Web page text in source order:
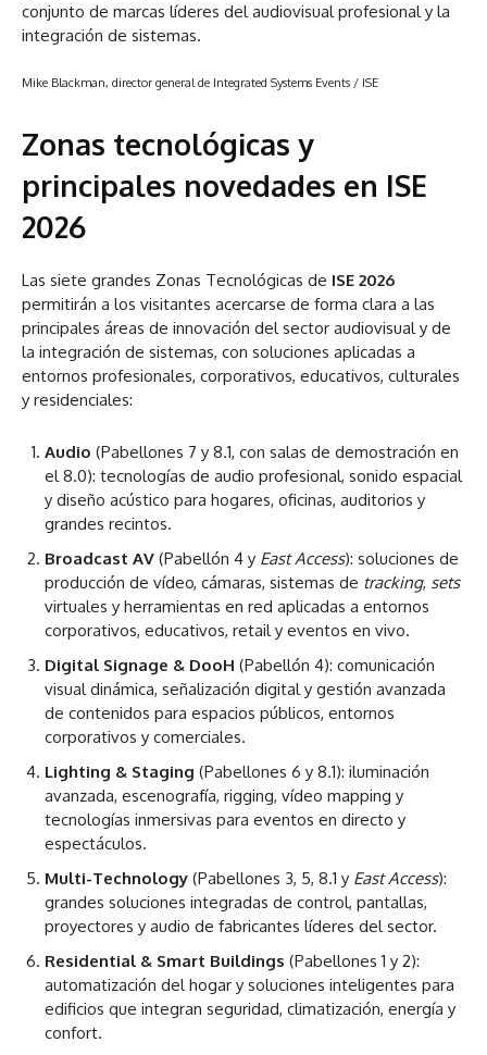
conjunto de marcas líderes del audiovisual profesional y la
integración de sistemas.
Mike Blackman, director general de Integrated Systems Events / ISE
Zonas tecnológicas y
principales novedades en ISE
2026
Las siete grandes Zonas Tecnológicas de ISE 2026
permitirán a los visitantes acercarse de forma clara a las
principales áreas de innovación del sector audiovisual y de
la integración de sistemas, con soluciones aplicadas a
entornos profesionales, corporativos, educativos, culturales
y residenciales:
Audio (Pabellones 7 y 8.1, con salas de demostración en
el 8.0): tecnologías de audio profesional, sonido espacial
y diseño acústico para hogares, oficinas, auditorios y
grandes recintos.
Broadcast AV (Pabellón 4 y East Access): soluciones de
producción de vídeo, cámaras, sistemas de tracking, sets
virtuales y herramientas en red aplicadas a entornos
corporativos, educativos, retail y eventos en vivo.
Digital Signage & DooH (Pabellón 4): comunicación
visual dinámica, señalización digital y gestión avanzada
de contenidos para espacios públicos, entornos
corporativos y comerciales.
Lighting & Staging (Pabellones 6 y 8.1): iluminación
avanzada, escenografía, rigging, vídeo mapping y
tecnologías inmersivas para eventos en directo y
espectáculos.
Multi-Technology (Pabellones 3, 5, 8.1 y East Access):
grandes soluciones integradas de control, pantallas,
proyectores y audio de fabricantes líderes del sector.
Residential & Smart Buildings (Pabellones 1 y 2):
automatización del hogar y soluciones inteligentes para
edificios que integran seguridad, climatización, energía y
confort.